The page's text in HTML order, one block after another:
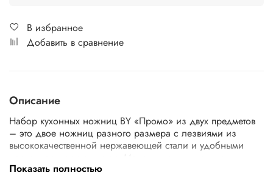
В избранное
Добавить в сравнение
Описание
Набор кухонных ножниц BY «Промо» из двух предметов
– это двое ножниц разного размера с лезвиями из
высококачественной нержавеющей стали и удобными
использоваться для вскрытия упаковок, нарезки зелени,
Показать полностью